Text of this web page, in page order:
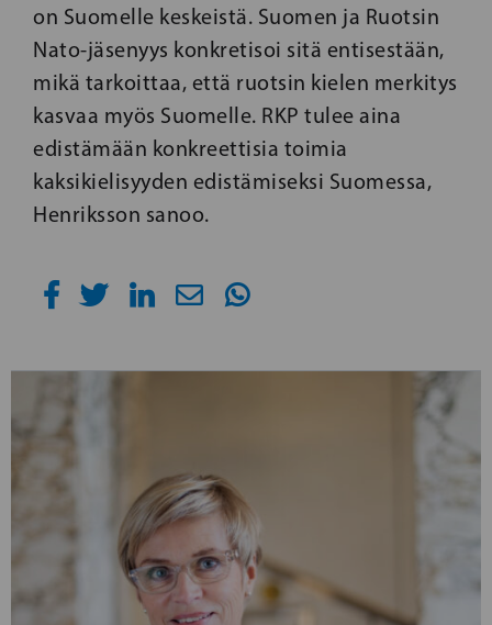
on Suomelle keskeistä. Suomen ja Ruotsin
Nato-jäsenyys konkretisoi sitä entisestään,
mikä tarkoittaa, että ruotsin kielen merkitys
kasvaa myös Suomelle. RKP tulee aina
edistämään konkreettisia toimia
kaksikielisyyden edistämiseksi Suomessa,
Henriksson sanoo.